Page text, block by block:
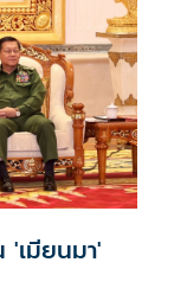
เมียนมา'